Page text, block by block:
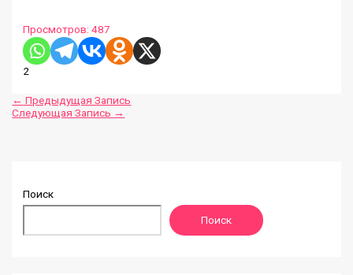
Просмотров: 487
2
← Предыдущая Запись
Следующая Запись →
Поиск
Поиск